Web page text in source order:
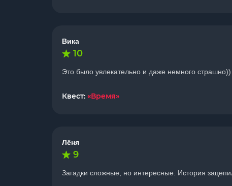
Вика
10
Это было увлекательно и даже немного
Квест: «Время»
Лёня
9
Загадки сложные, но интересные. История